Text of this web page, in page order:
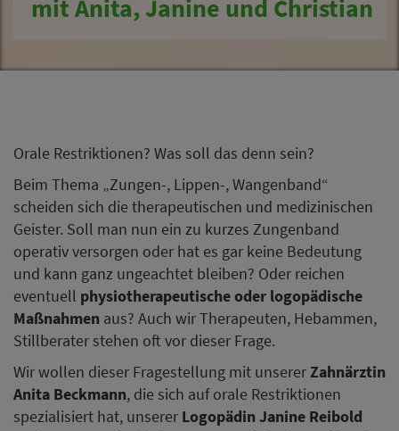
mit Anita, Janine und Christian
Orale Restriktionen? Was soll das denn sein?
Beim Thema „Zungen-, Lippen-, Wangenband“
scheiden sich die therapeutischen und medizinischen
Geister. Soll man nun ein zu kurzes Zungenband
operativ versorgen oder hat es gar keine Bedeutung
und kann ganz ungeachtet bleiben? Oder reichen
eventuell physiotherapeutische oder logopädische
Maßnahmen aus? Auch wir Therapeuten, Hebammen,
Stillberater stehen oft vor dieser Frage.
Wir wollen dieser Fragestellung mit unsererZahnärztin
Anita Beckmann, die sich auf orale Restriktionen
spezialisiert hat, unserer Logopädin Janine Reibold